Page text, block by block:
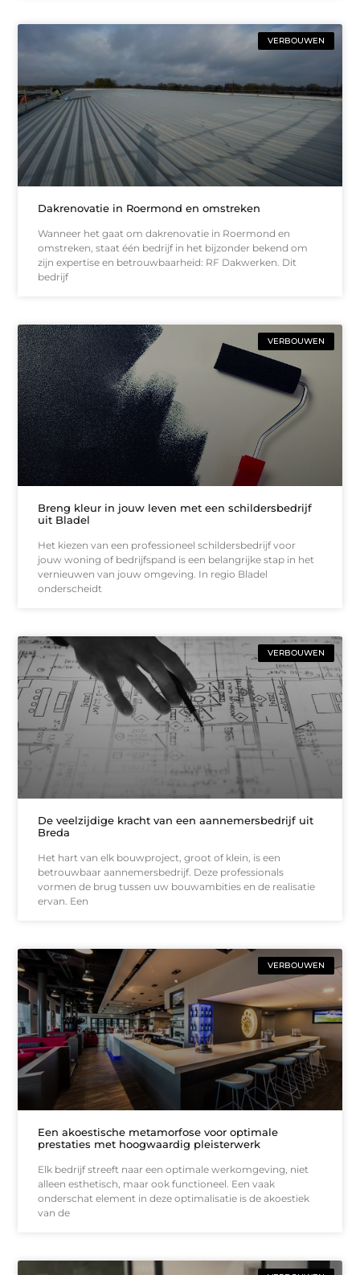
VERBOUWEN
Dakrenovatie in Roermond en omstreken
Wanneer het gaat om dakrenovatie in Roermond en
omstreken, staat één bedrijf in het bijzonder bekend om
zijn expertise en betrouwbaarheid: RF Dakwerken. Dit
bedrijf
VERBOUWEN
Breng kleur in jouw leven met een schildersbedrijf
uit Bladel
Het kiezen van een professioneel schildersbedrijf voor
jouw woning of bedrijfspand is een belangrijke stap in het
vernieuwen van jouw omgeving. In regio Bladel
onderscheidt
VERBOUWEN
De veelzijdige kracht van een aannemersbedrijf uit
Breda
Het hart van elk bouwproject, groot of klein, is een
betrouwbaar aannemersbedrijf. Deze professionals
vormen de brug tussen uw bouwambities en de realisatie
ervan. Een
VERBOUWEN
Een akoestische metamorfose voor optimale
prestaties met hoogwaardig pleisterwerk
Elk bedrijf streeft naar een optimale werkomgeving, niet
alleen esthetisch, maar ook functioneel. Een vaak
onderschat element in deze optimalisatie is de akoestiek
van de